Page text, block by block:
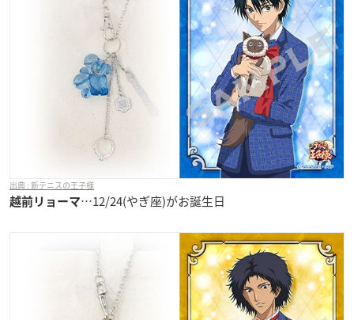
新テニスの王子様
越前リョーマ…12/24(やぎ座)がお誕生日